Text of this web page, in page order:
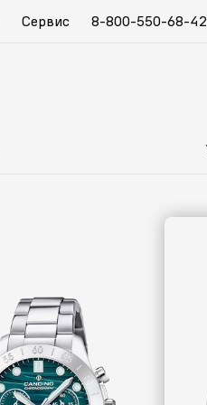
Сервис 8-800-550-68-42